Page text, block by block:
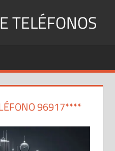
TELÉFONOS
96917****